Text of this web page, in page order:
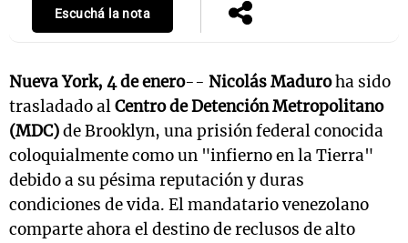
Escuchá la nota
Nueva York, 4 de enero-- Nicolás Maduroha sido
trasladado alCentro de Detención Metropolitano
(MDC)de Brooklyn, una prisión federal conocida
coloquialmente como un "infierno en la Tierra"
debido a su pésima reputación y duras
condiciones de vida. El mandatario venezolano
comparte ahora el destino de reclusos de alto